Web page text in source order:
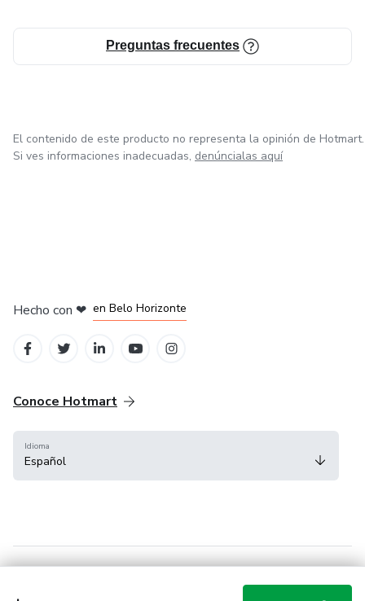
Preguntas frecuentes
El contenido de este producto no representa la opinión de Hotmart.
Si ves informaciones inadecuadas, denúncialas aquí
Hecho con ❤ en Belo Horizonte
Conoce Hotmart
Idioma
Español